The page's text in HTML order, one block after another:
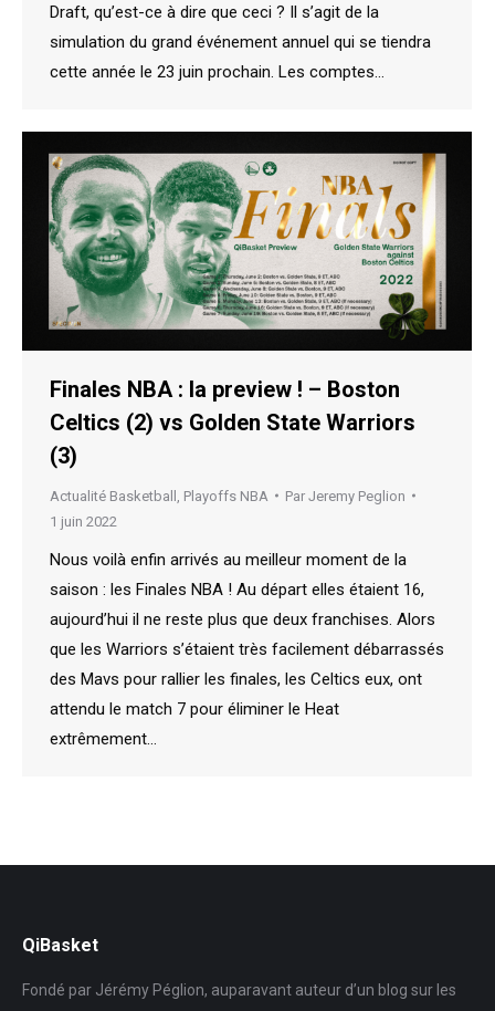
Draft, qu’est-ce à dire que ceci ? Il s’agit de la
simulation du grand événement annuel qui se tiendra
cette année le 23 juin prochain. Les comptes…
Finales NBA : la preview ! – Boston
Celtics (2) vs Golden State Warriors
(3)
Actualité Basketball Playoffs NBA Par Jeremy Peglion
1 juin 2022
Nous voilà enfin arrivés au meilleur moment de la
saison : les Finales NBA ! Au départ elles étaient 16,
aujourd’hui il ne reste plus que deux franchises. Alors
que les Warriors s’étaient très facilement débarrassés
des Mavs pour rallier les finales, les Celtics eux, ont
attendu le match 7 pour éliminer le Heat
extrêmement…
QiBasket
Fondé par Jérémy Péglion, auparavant auteur d’un blog sur les